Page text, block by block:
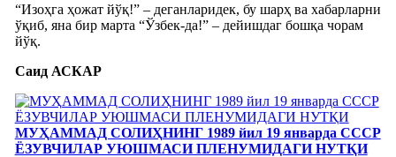
“Изоҳга ҳожат йўқ!” – деганларидек, бу шарҳ ва хабарларни
ўқиб, яна бир марта “Ўзбек-да!” – дейишдаг бошқа чорам
йўқ.
Саид АСКАР
МУҲАММАД СОЛИҲНИНГ 1989 йил 19 январда СССР
ЁЗУВЧИЛАР УЮШМАСИ ПЛЕНУМИДАГИ НУТҚИ